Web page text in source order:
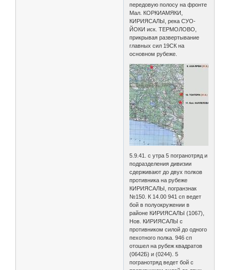
передовую полосу на фронте
Мал. КОРКИАМЯКИ,
КИРИЯСАЛЫ, река СУО-
ЙОКИ иск. ТЕРМОЛОВО,
прикрывая развертывание
главных сил 19СК на
основном рубеже.
5.9.41. с утра 5 погранотряд и
подразделения дивизии
сдерживают до двух полков
противника на рубеже
КИРИЯСАЛЫ, погранзнак
№150. К 14.00 941 сп ведет
бой в полуокружении в
районе КИРИЯСАЛЫ (1067),
Нов. КИРИЯСАЛЫ с
противником силой до одного
пехотного полка. 946 сп
отошел на рубеж квадратов
(0642Б) и (0244). 5
погранотряд ведет бой с